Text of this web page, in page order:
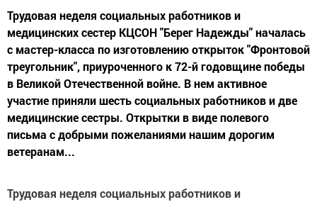
Трудовая неделя социальных работников и
медицинских сестер КЦСОН "Берег Надежды" началась
с мастер-класса по изготовлению открыток "Фронтовой
треугольник", приуроченного к 72-й годовщине победы
в Великой Отечественной войне. В нем активное
участие приняли шесть социальных работников и две
медицинские сестры. Открытки в виде полевого
письма с добрыми пожеланиями нашим дорогим
ветеранам...
Трудовая неделя социальных работников и